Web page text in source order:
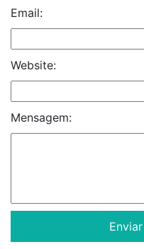
Email:
Website:
Mensagem: